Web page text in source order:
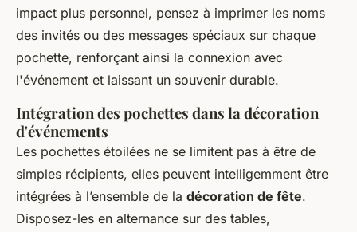
impact plus personnel, pensez à imprimer les noms
des invités ou des messages spéciaux sur chaque
pochette, renforçant ainsi la connexion avec
l'événement et laissant un souvenir durable.
Intégration des pochettes dans la décoration
d'événements
Les pochettes étoilées ne se limitent pas à être de
simples récipients, elles peuvent intelligemment être
intégrées à l’ensemble de la décoration de fête.
Disposez-les en alternance sur des tables,